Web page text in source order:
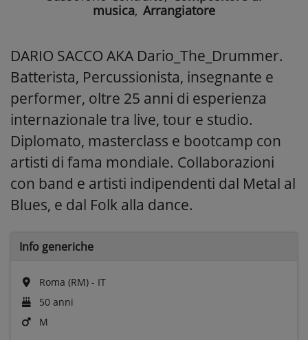
musica, Arrangiatore
DARIO SACCO AKA Dario_The_Drummer.
Batterista, Percussionista, insegnante e
performer, oltre 25 anni di esperienza
internazionale tra live, tour e studio.
Diplomato, masterclass e bootcamp con
artisti di fama mondiale. Collaborazioni
con band e artisti indipendenti dal Metal al
Blues, e dal Folk alla dance.
Info generiche
Roma (RM) - IT
50 anni
M